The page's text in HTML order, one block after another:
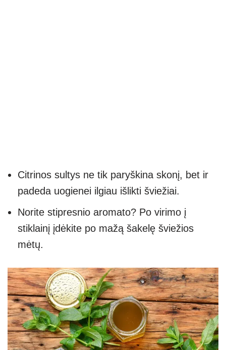
Citrinos sultys ne tik paryškina skonį, bet ir
padeda uogienei ilgiau išlikti šviežiai.
Norite stipresnio aromato? Po virimo į
stiklainį įdėkite po mažą šakelę šviežios
mėtų.